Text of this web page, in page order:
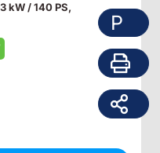
kW / 140 PS,
P